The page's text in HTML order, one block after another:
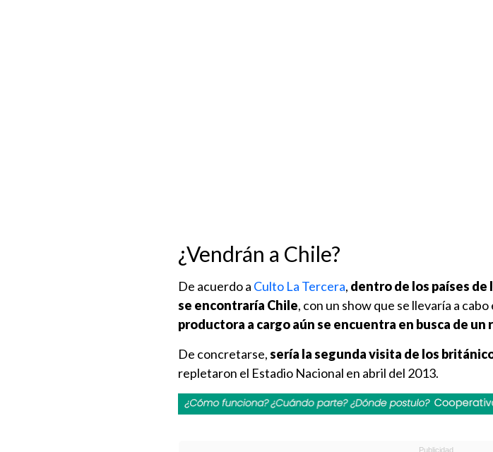
¿Vendrán a Chile?
De acuerdo a Culto La Tercera, dentro de los países de
se encontraría Chile, con un show que se llevaría a
productora a cargo aún se encuentra en busca de
De concretarse,sería la segunda visita de los
repletaron el Estadio Nacional en abril del 2013.